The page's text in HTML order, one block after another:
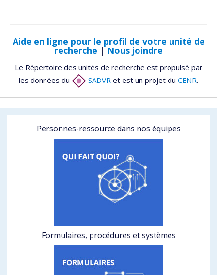
Aide en ligne pour le profil de votre unité de
recherche | Nous joindre
Le Répertoire des unités de recherche est propulsé par
les données du
SADVR et est un projet du CENR.
Personnes-ressource dans nos équipes
Formulaires, procédures et systèmes